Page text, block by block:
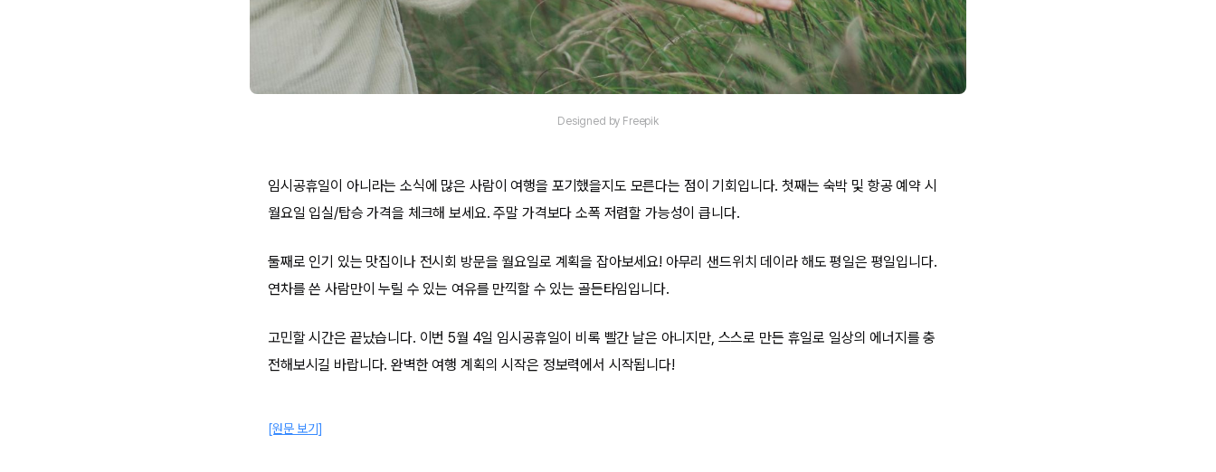
Designed by Freepik
임시공휴일이 아니라는 소식에 많은 사람이 여행을 포기했을지도 모른다는 점이 기회입니다. 첫째는 숙박 및 항공 예약 시
월요일 입실/탑승 가격을 체크해 보세요. 주말 가격보다 소폭 저렴할 가능성이 큽니다.
둘째로 인기 있는 맛집이나 전시회 방문을 월요일로 계획을 잡아보세요! 아무리 샌드위치 데이라 해도 평일은 평일입니다.
연차를 쓴 사람만이 누릴 수 있는 여유를 만끽할 수 있는 골든타임입니다.
고민할 시간은 끝났습니다. 이번 5월 4일 임시공휴일이 비록 빨간 날은 아니지만, 스스로 만든 휴일로 일상의 에너지를 충
전해보시길 바랍니다. 완벽한 여행 계획의 시작은 정보력에서 시작됩니다!
[원문 보기]